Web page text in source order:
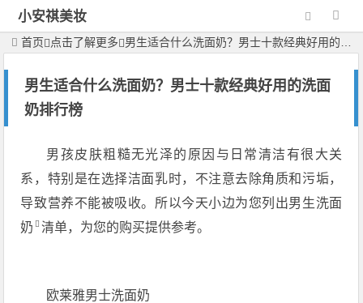
小安祺美妆
首页 点击了解更多 男生适合什么洗面奶？男士十款经典好用的洗面奶排行榜
男生适合什么洗面奶？男士十款经典好用的洗面
奶排行榜
男孩皮肤粗糙无光泽的原因与日常清洁有很大关
系，特别是在选择洁面乳时，不注意去除角质和污垢，
导致营养不能被吸收。所以今天小边为您列出男生洗面
奶
清单，为您的购买提供参考。
欧莱雅男士洗面奶